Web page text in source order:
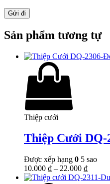
Sản phẩm tương tự
Thiệp cưới
Thiệp Cưới
Được xếp hạng 0 5 sao
10.000 ₫ – 22.000 ₫